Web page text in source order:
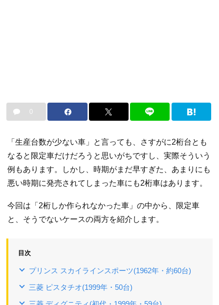
0
「生産台数が少ない車」と言っても、さすがに2桁台とも
なると限定車だけだろうと思いがちですし、実際そういう
例もあります。しかし、時期がまだ早すぎた、あまりにも
悪い時期に発売されてしまった車にも2桁車はあります。
今回は「2桁しか作られなかった車」の中から、限定車
と、そうでないケースの両方を紹介します。
目次
プリンス スカイラインスポーツ(1962年・約60台)
三菱 ピスタチオ(1999年・50台)